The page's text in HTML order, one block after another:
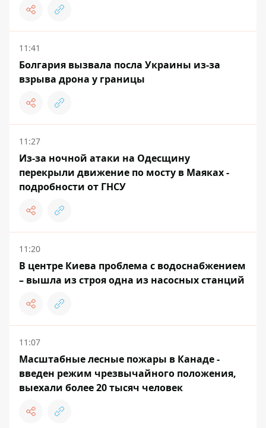
11:41
Болгария вызвала посла Украины из-за
взрыва дрона у границы
11:27
Из-за ночной атаки на Одесщину
перекрыли движение по мосту в Маяках -
подробности от ГНСУ
11:20
В центре Киева проблема с водоснабжением
– вышла из строя одна из насосных станций
11:07
Масштабные лесные пожары в Канаде -
введен режим чрезвычайного положения,
выехали более 20 тысяч человек